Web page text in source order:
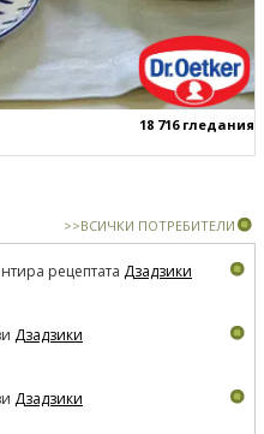
18 716 гледания
>>ВСИЧКИ ПОТРЕБИТЕЛИ
рецептата Дзадзики
Дзадзики
Дзадзики